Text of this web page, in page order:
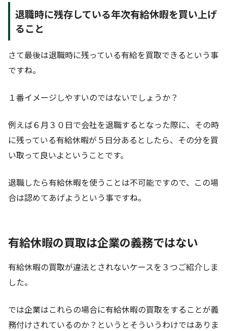
退職時に残存している年次有給休暇を買い上げ
ること
さて最後は退職時に残っている有給を買取できるという事
ですね。
１番イメージしやすいのではないでしょうか？
例えば６月３０日で会社を退職するとなった際に、その時
に残っている有給休暇が５日分あるとしたら、その分を買
い取って良いよということです。
退職したら有給休暇を使うことは不可能ですので、この場
合は認めてあげようという事ですね。
有給休暇の買取は企業の義務ではない
有給休暇の買取が違法とされないケースを３つご紹介しま
した。
では企業はこれらの場合に有給休暇の買取をすることが義
務付けされているのか？というとそういうわけではありま